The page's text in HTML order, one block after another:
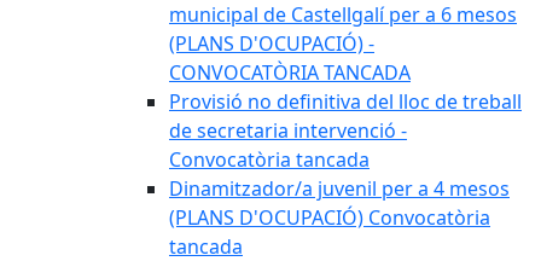
municipal de Castellgalí per a 6 mesos
(PLANS D'OCUPACIÓ) -
CONVOCATÒRIA TANCADA
Provisió no definitiva del lloc de treball
de secretaria intervenció -
Convocatòria tancada
Dinamitzador/a juvenil per a 4 mesos
(PLANS D'OCUPACIÓ) Convocatòria
tancada